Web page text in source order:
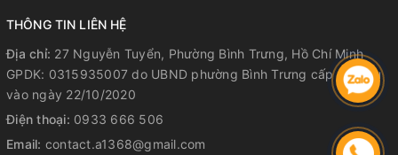
📞 Hotline:0933 666 506 – 092 331 1368
🕐 Giờ mở cửa: 8:30 – 21:00 (cả Chủ Nhật)
THÔNG TIN LIÊN HỆ
Địa chỉ: 27 Nguyễn Tuyển, Phường Bình Trưng, Hồ Chí Minh
GPDK: 0315935007 do UBND phường Bình Trưng cấp lần đầu
vào ngày 22/10/2020
Điện thoại: 0933 666 506
Email: contact.a1368@gmail.com